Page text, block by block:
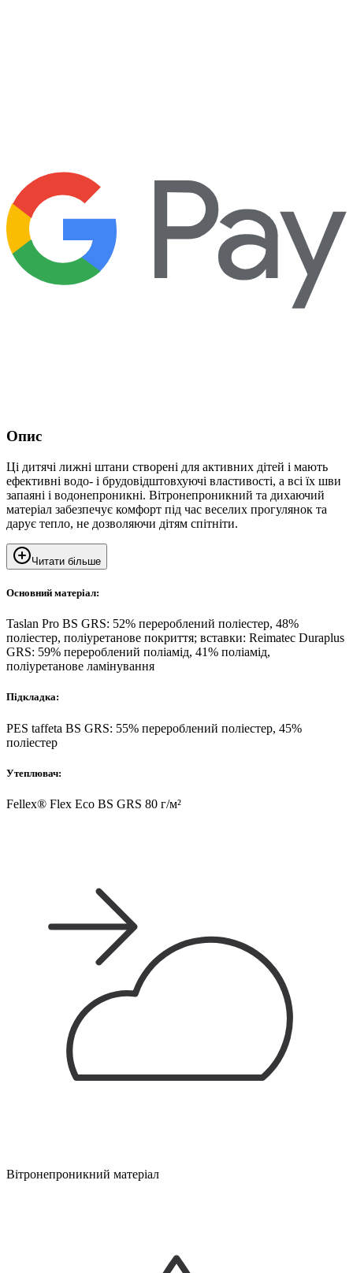
Опис
Ці дитячі лижні штани створені для активних дітей і мають
ефективні водо- і брудовідштовхуючі властивості, а всі їх шви
запаяні і водонепроникні. Вітронепроникний та дихаючий
матеріал забезпечує комфорт під час веселих прогулянок та
дарує тепло, не дозволяючи дітям спітніти.
Читати більше
Основний матеріал:
Taslan Pro BS GRS: 52% перероблений поліестер, 48%
поліестер, поліуретанове покриття; вставки: Reimatec Duraplus
GRS: 59% перероблений поліамід, 41% поліамід,
поліуретанове ламінування
Підкладка:
PES taffeta BS GRS: 55% перероблений поліестер, 45%
поліестер
Утеплювач:
Fellex® Flex Eco BS GRS 80 г/м²
Вітронепроникний матеріал